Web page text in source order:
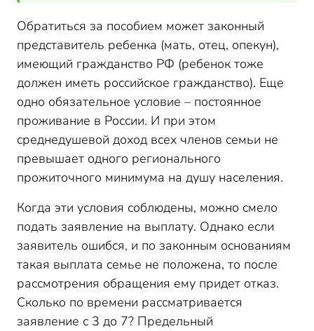
Обратиться за пособием может законный
представитель ребенка (мать, отец, опекун),
имеющий гражданство РФ (ребенок тоже
должен иметь российское гражданство). Еще
одно обязательное условие – постоянное
проживание в России. И при этом
среднедушевой доход всех членов семьи не
превышает одного регионального
прожиточного минимума на душу населения.
Когда эти условия соблюдены, можно смело
подать заявление на выплату. Однако если
заявитель ошибся, и по законным основаниям
такая выплата семье не положена, то после
рассмотрения обращения ему придет отказ.
Сколько по времени рассматривается
заявление с 3 до 7? Предельный